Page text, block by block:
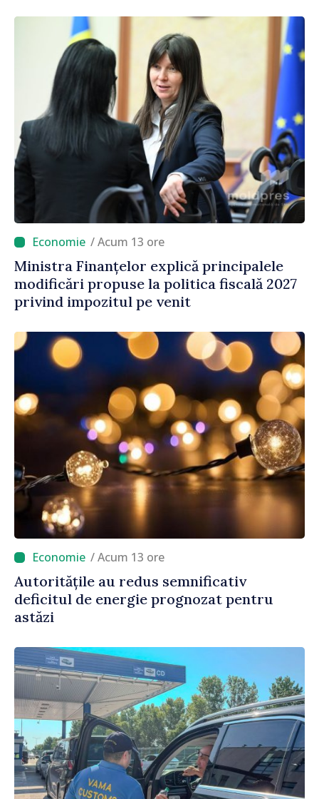
/ Acum 13 ore
Ministra Finanțelor explică principalele
modificări propuse la politica fiscală 2027
privind impozitul pe venit
/ Acum 13 ore
Autoritățile au redus semnificativ
deficitul de energie prognozat pentru
astăzi